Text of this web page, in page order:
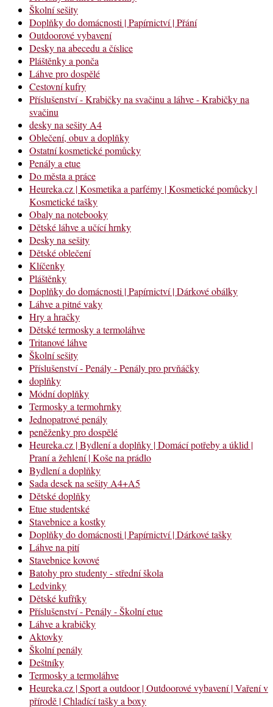
Školní sešity
Doplňky do domácnosti | Papírnictví | Přání
Outdoorové vybavení
Desky na abecedu a číslice
Pláštěnky a ponča
Láhve pro dospělé
Cestovní kufry
Příslušenství - Krabičky na svačinu a láhve - Krabičky na
svačinu
desky na sešity A4
Oblečení, obuv a doplňky
Ostatní kosmetické pomůcky
Penály a etue
Do města a práce
Heureka.cz | Kosmetika a parfémy | Kosmetické pomůcky |
Kosmetické tašky
Obaly na notebooky
Dětské láhve a učící hrnky
Desky na sešity
Dětské oblečení
Klíčenky
Pláštěnky
Doplňky do domácnosti | Papírnictví | Dárkové obálky
Láhve a pitné vaky
Hry a hračky
Dětské termosky a termoláhve
Tritanové láhve
Školní sešity
Příslušenství - Penály - Penály pro prvňáčky
doplňky
Módní doplňky
Termosky a termohrnky
Jednopatrové penály
peněženky pro dospělé
Heureka.cz | Bydlení a doplňky | Domácí potřeby a úklid |
Praní a žehlení | Koše na prádlo
Bydlení a doplňky
Sada desek na sešity A4+A5
Dětské doplňky
Etue studentské
Stavebnice a kostky
Doplňky do domácnosti | Papírnictví | Dárkové tašky
Láhve na pití
Stavebnice kovové
Batohy pro studenty - střední škola
Ledvinky
Dětské kufříky
Příslušenství - Penály - Školní etue
Láhve a krabičky
Aktovky
Školní penály
Deštníky
Termosky a termoláhve
Heureka.cz | Sport a outdoor | Outdoorové vybavení | Vaření v
přírodě | Chladící tašky a boxy